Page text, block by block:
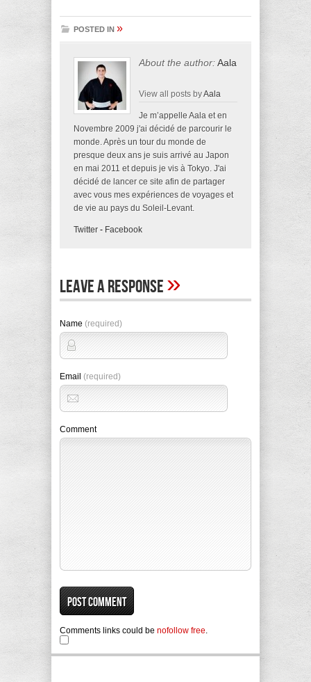
POSTED IN »
About the author:Aala
View all posts byAala
Je m’appelle Aala et en
Novembre 2009 j'ai décidé de parcourir le
monde. Après un tour du monde de
presque deux ans je suis arrivé au Japon
en mai 2011 et depuis je vis à Tokyo. J'ai
décidé de lancer ce site afin de partager
avec vous mes expériences de voyages et
de vie au pays du Soleil-Levant.
Twitter - Facebook
Leave A Response»
Name (required)
Email (required)
Comment
Comments links could be nofollow free.